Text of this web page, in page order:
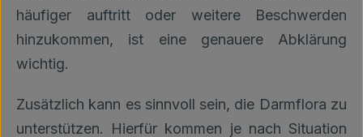
häufiger auftritt oder weitere Beschwerden
hinzukommen, ist eine genauere Abklärung
wichtig.
Zusätzlich kann es sinnvoll sein, die Darmflora zu
unterstützen. Hierfür kommen je nach Situation